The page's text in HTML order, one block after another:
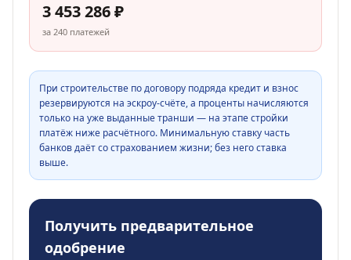
3 453 286₽
за 240 платежей
При строительстве по договору подряда кредит и взнос
резервируются на эскроу-счёте, а проценты начисляются
только на уже выданные транши — на этапе стройки
платёж ниже расчётного. Минимальную ставку часть
банков даёт со страхованием жизни; без него ставка
выше.
Получить предварительное
одобрение